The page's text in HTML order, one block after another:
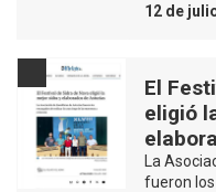
12 de
El
eligió
La
fueron los